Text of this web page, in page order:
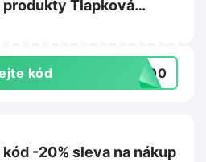
Tlapková
kód A100
-20% sleva na nákup